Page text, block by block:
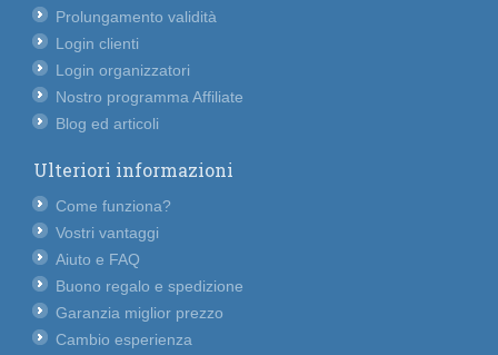
Prolungamento validità
Login clienti
Login organizzatori
Nostro programma Affiliate
Blog ed articoli
Ulteriori informazioni
Come funziona?
Vostri vantaggi
Aiuto e FAQ
Buono regalo e spedizione
Garanzia miglior prezzo
Cambio esperienza